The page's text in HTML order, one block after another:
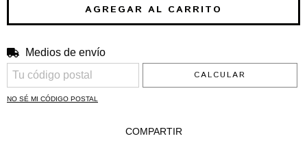
Entregas para el CP:
Medios de envío
CALCULAR
NO SÉ MI CÓDIGO POSTAL
COMPARTIR